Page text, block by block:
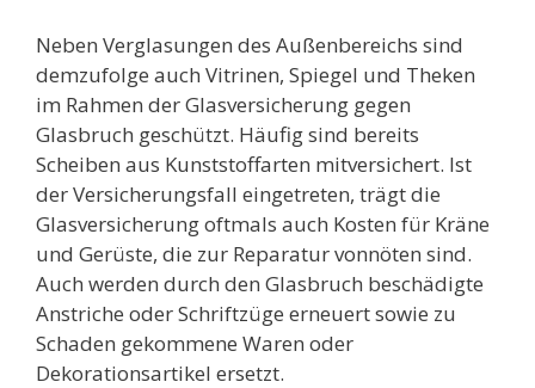
Neben Verglasungen des Außenbereichs sind
demzufolge auch Vitrinen, Spiegel und Theken
im Rahmen der Glasversicherung gegen
Glasbruch geschützt. Häufig sind bereits
Scheiben aus Kunststoffarten mitversichert. Ist
der Versicherungsfall eingetreten, trägt die
Glasversicherung oftmals auch Kosten für Kräne
und Gerüste, die zur Reparatur vonnöten sind.
Auch werden durch den Glasbruch beschädigte
Anstriche oder Schriftzüge erneuert sowie zu
Schaden gekommene Waren oder
Dekorationsartikel ersetzt.